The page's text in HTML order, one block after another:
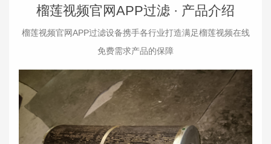
榴莲视频官网APP过滤 · 产品介绍
榴莲视频官网APP过滤设备携手各行业打造满足榴莲视频在线
免费需求产品的保障